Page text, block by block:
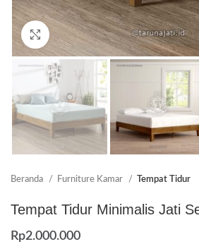
Click to enlarge
Beranda Furniture Kamar Tempat Tidur
Tempat Tidur Minimalis Jati
Rp2.000.000